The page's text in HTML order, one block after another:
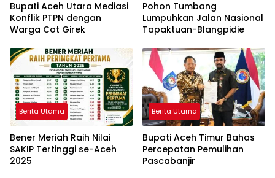
Bupati Aceh Utara Mediasi
Konflik PTPN dengan
Warga Cot Girek
Pohon Tumbang
Lumpuhkan Jalan Nasional
Tapaktuan-Blangpidie
Berita Utama
Bener Meriah Raih Nilai
SAKIP Tertinggi se-Aceh
2025
Berita Utama
Bupati Aceh Timur Bahas
Percepatan Pemulihan
Pascabanjir